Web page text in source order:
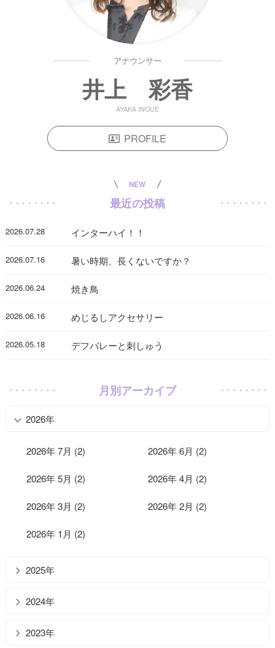
アナウンサー
井上 彩香
AYAKA INOUE
PROFILE
NEW
最近の投稿
2026.07.28 インターハイ！！
2026.07.16 暑い時期、長くないですか？
2026.06.24 焼き鳥
2026.06.16 めじるしアクセサリー
2026.05.18 デフバレーと刺しゅう
月別アーカイブ
2026年
2026年 7月 (2) 2026年 6月 (2)
2026年 5月 (2) 2026年 4月 (2)
2026年 3月 (2) 2026年 2月 (2)
2026年 1月 (2)
2025年
2024年
2023年